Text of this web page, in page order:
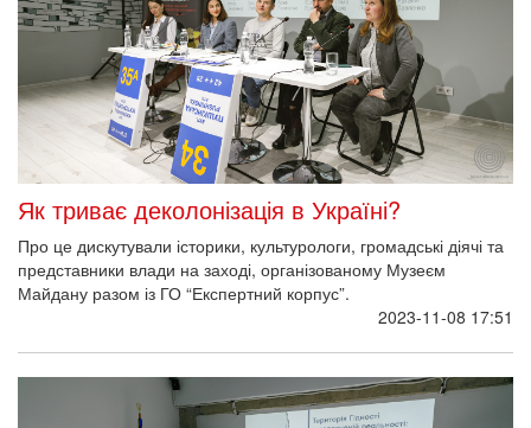
Як триває деколонізація в Україні?
Про це дискутували історики, культурологи, громадські діячі та
представники влади на заході, організованому Музеєм
Майдану разом із ГО “Експертний корпус”.
2023-11-08 17:51